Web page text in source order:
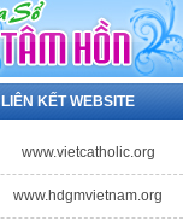
LIÊN KẾT WEBSITE
www.vietcatholic.org
www.hdgmvietnam.org